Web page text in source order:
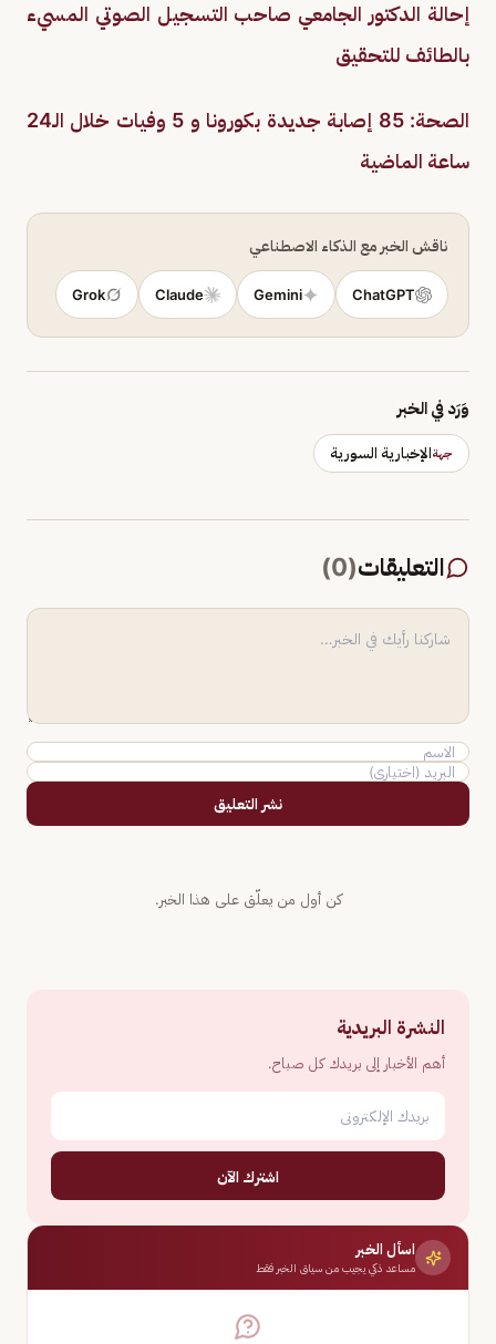
إحالة الدكتور الجامعي صاحب التسجيل الصوتي المسيء
بالطائف للتحقيق
الصحة: 85 إصابة جديدة بكورونا و 5 وفيات خلال الـ24
ساعة الماضية
ناقش الخبر مع الذكاء الاصطناعي
ChatGPT
Gemini
Claude
Grok
وَرَد في الخبر
جهةالإخبارية السورية
التعليقات(
0
)
نشر التعليق
كن أول من يعلّق على هذا الخبر.
النشرة البريدية
أهم الأخبار إلى بريدك كل صباح.
اشترك الآن
اسأل الخبر
مساعد ذكي يجيب من سياق الخبر فقط